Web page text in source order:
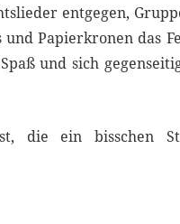
entgegen,
Papierkronen das
und sich
die ein bisschen